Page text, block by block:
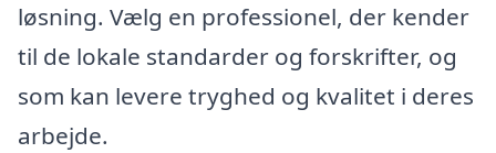
løsning. Vælg en professionel, der kender
til de lokale standarder og forskrifter, og
som kan levere tryghed og kvalitet i deres
arbejde.